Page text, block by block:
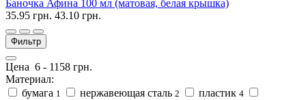
Баночка Афина 100 мл (матовая, белая крышка)
35.95 грн. 43.10 грн.
Фильтр
Цена 6 - 1158 грн.
Материал:
бумага 1 нержавеющая сталь 2 пластик 4